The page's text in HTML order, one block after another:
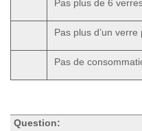
Pas plus de 6
Pas plus d’un
Pas de
Question: